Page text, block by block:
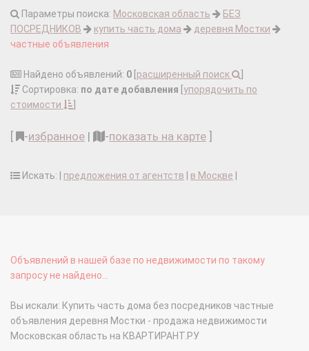
Параметры поиска: Московская область
БЕЗ
ПОСРЕДНИКОВ
купить часть дома
деревня Мостки
частные объявления
Найдено объявлений: 0 расширенный поиск
Сортировка: по дате добавления упорядочить по
стоимости
-избранное | -показать на карте
Искать: | предложения от агентств в Москве
Объявлений в нашей базе по недвижимости по такому
запросу не найдено...
Вы искали: Купить часть дома без посредников частные
объявления деревня Мостки - продажа недвижимости
Московская область на КВАРТИРАНТ.РУ